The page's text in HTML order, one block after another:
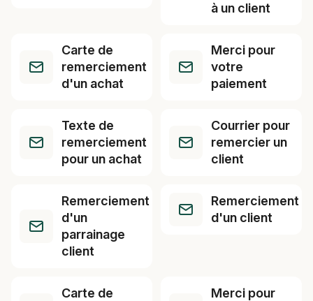
à un client
Carte de
remerciement
d'un achat
Merci pour
votre
paiement
Texte de
remerciement
pour un achat
Courrier pour
remercier un
client
Remerciement
d'un
parrainage
client
Remerciement
d'un client
Carte de
Merci pour